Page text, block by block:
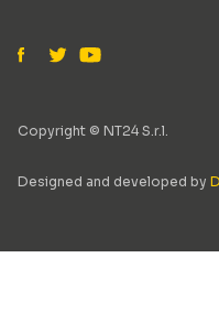
Copyright © NT24 S.r.l.
Designed and developed by